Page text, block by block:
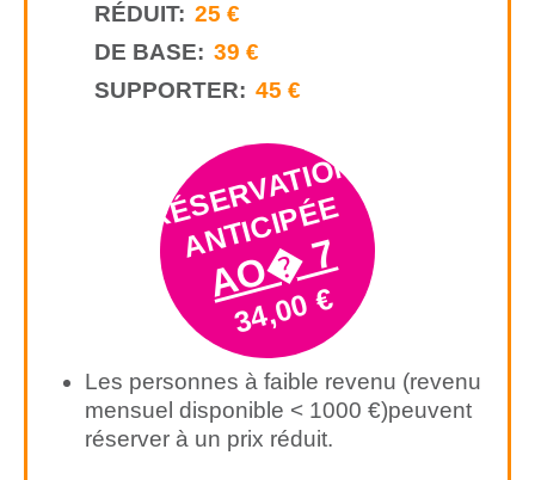
RÉDUIT: 25 €
DE BASE: 39 €
SUPPORTER: 45 €
R
É
S
E
R
V
A
TI
O
N
A
N
TI
CI
P
É
E
AO� 7
34,00 €
Les personnes à faible revenu (revenu
mensuel disponible < 1000 €)peuvent
réserver à un prix réduit.